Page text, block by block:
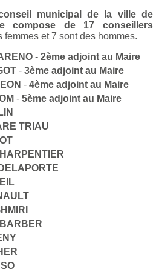
municipal de la ville de
compose de 17 conseillers
femmes et 7 sont des hommes.
- 2ème adjoint au Maire
- 3ème adjoint au Maire
- 4ème adjoint au Maire
- 5ème adjoint au Maire
TRIAU